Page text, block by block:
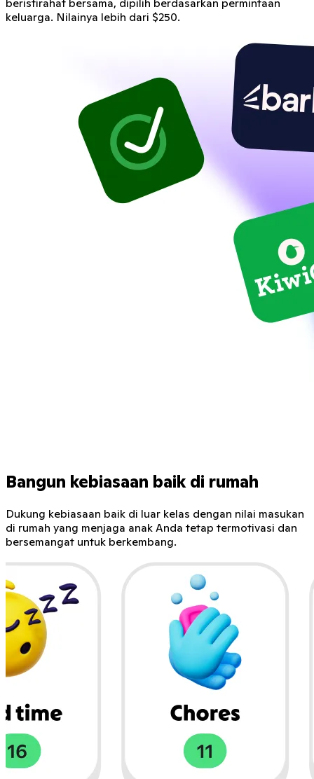
beristirahat bersama, dipilih berdasarkan permintaan
keluarga. Nilainya lebih dari $250.
Bangun kebiasaan baik di rumah
Dukung kebiasaan baik di luar kelas dengan nilai masukan
di rumah yang menjaga anak Anda tetap termotivasi dan
bersemangat untuk berkembang.